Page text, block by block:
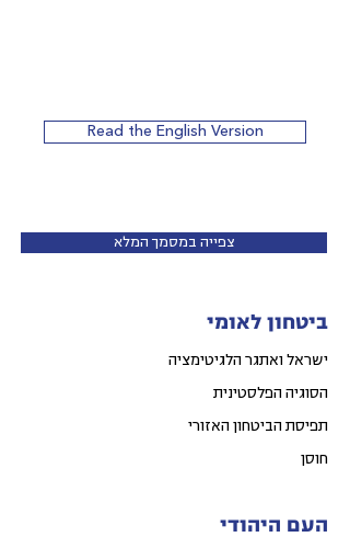
Read the English Version
צפייה במסמך המלא
ביטחון לאומי
ישראל ואתגר הלגיטימציה
הסוגיה הפלסטינית
תפיסת הביטחון האזורי
חוסן
העם היהודי